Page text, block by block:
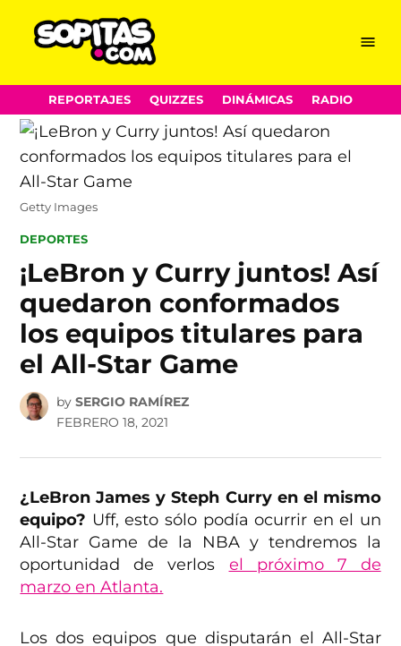
Skip
to
content
Menu
REPORTAJES QUIZZES DINÁMICAS RADIO
Getty Images
POSTED
DEPORTES
¡LeBron y Curry juntos! Así
quedaron conformados
los equipos titulares para
el All-Star Game
by SERGIO RAMÍREZ
FEBRERO 18, 2021
¿LeBron James y Steph Curry en el mismo
equipo? Uff, esto sólo podía ocurrir en el un
All-Star Game de la NBA y tendremos la
oportunidad de verlos el próximo 7 de
marzo en Atlanta.
Los dos equipos que disputarán el All-Star